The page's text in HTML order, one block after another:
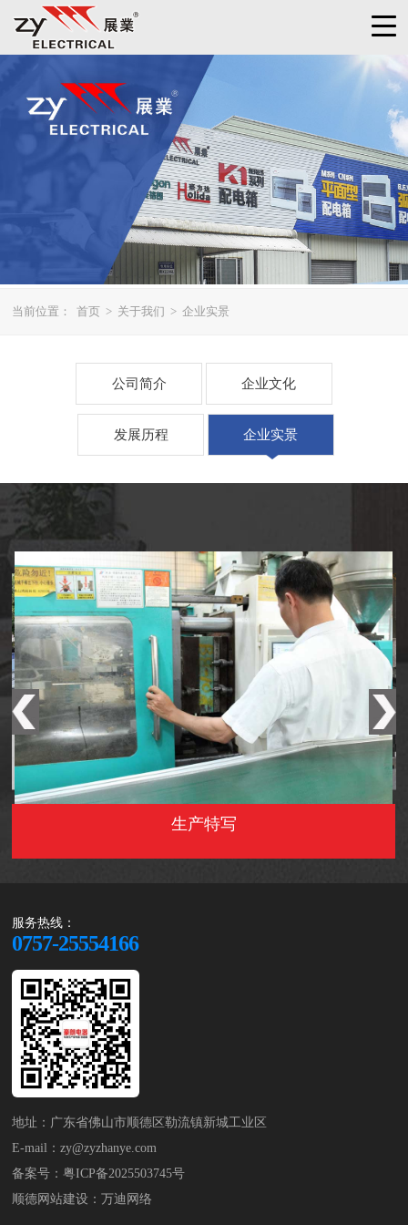
当前位置： 首页 > 关于我们 > 企业实景
公司简介 企业文化
发展历程 企业实景
生产特写
服务热线：
0757-25554166
地址：广东省佛山市顺德区勒流镇新城工业区
E-mail：zy@zyzhanye.com
备案号：粤ICP备2025503745号
顺德网站建设 ：万迪网络